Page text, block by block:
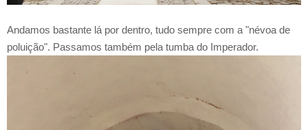
Andamos bastante lá por dentro, tudo sempre com a "névoa de
poluição". Passamos também pela tumba do Imperador.